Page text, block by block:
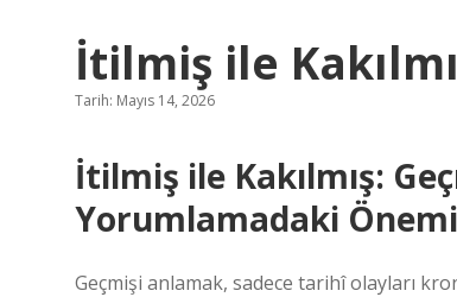
İtilmiş ile
Tarih: Mayıs 14, 2026
İtilmiş ile Kakılmış:
Yorumlamadaki Önemi
Geçmişi anlamak, sadece tarihî olayları